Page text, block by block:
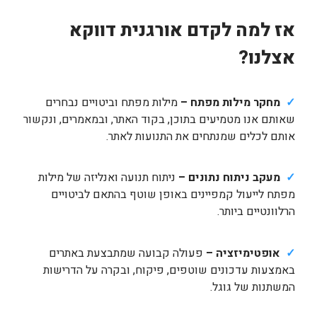
אז למה לקדם אורגנית דווקא
אצלנו?
✓ מחקר מילות מפתח –מילות מפתח וביטויים נבחרים
שאותם אנו מטמיעים בתוכן, בקוד האתר, ובמאמרים, ונקשור
אותם לכלים שמנתחים את התנועות לאתר.
✓ מעקב ניתוח נתונים –ניתוח תנועה ואנליזה של מילות
מפתח לייעול קמפיינים באופן שוטף בהתאם לביטויים
הרלוונטיים ביותר.
✓ אופטימיזציה –פעולה קבועה שמתבצעת באתרים
באמצעות עדכונים שוטפים, פיקוח, ובקרה על הדרישות
המשתנות של גוגל.